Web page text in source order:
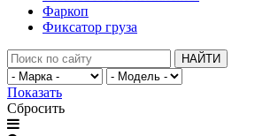
Фаркоп
Фиксатор груза
НАЙТИ
Показать
Сбросить